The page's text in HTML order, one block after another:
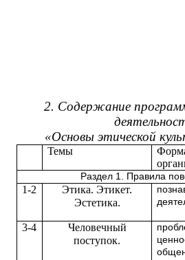
2. Содержание
«Основы этической
Темы
Раздел 1. Правила
1-2
Этика. Этикет.
Эстетика.
3-4
Человечный
поступок.